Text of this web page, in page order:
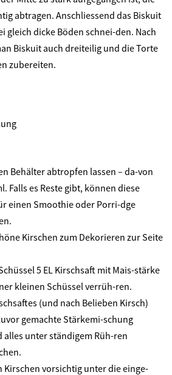
abtragen. Anschliessend das Biskuit
gleich dicke Böden schnei-den. Nach
Biskuit auch dreiteilig und die Torte
zubereiten.
Behälter abtropfen lassen – da-von
Falls es Reste gibt, können diese
einen Smoothie oder Porri-dge
Kirschen zum Dekorieren zur Seite
5 EL Kirschsaft mit Mais-stärke
kleinen Schüssel verrüh-ren.
(und nach Belieben Kirsch)
gemachte Stärkemi-schung
unter ständigem Rüh-ren
Kirschen vorsichtig unter die einge-